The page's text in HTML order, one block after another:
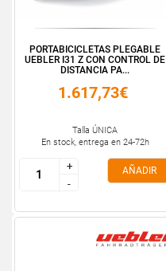
PORTABICICLETAS PLEGABLE
UEBLER I31 Z CON CONTROL DE
DISTANCIA PA...
1.617,73€
Talla ÚNICA
En stock, entrega en 24-72h
+
-
+
-
AÑADIR